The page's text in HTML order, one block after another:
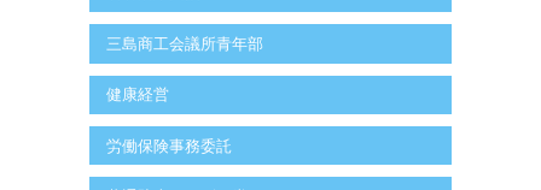
三島商工会議所青年部
健康経営
労働保険事務委託